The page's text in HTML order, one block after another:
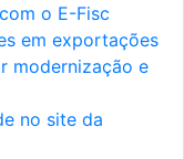
o E-Fisc
em exportações
modernização e
no site da